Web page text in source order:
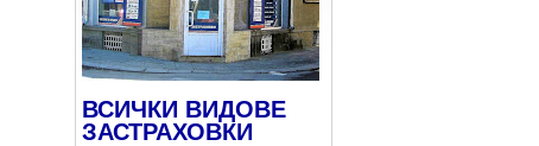
ВСИЧКИ ВИДОВЕ
ЗАСТРАХОВКИ